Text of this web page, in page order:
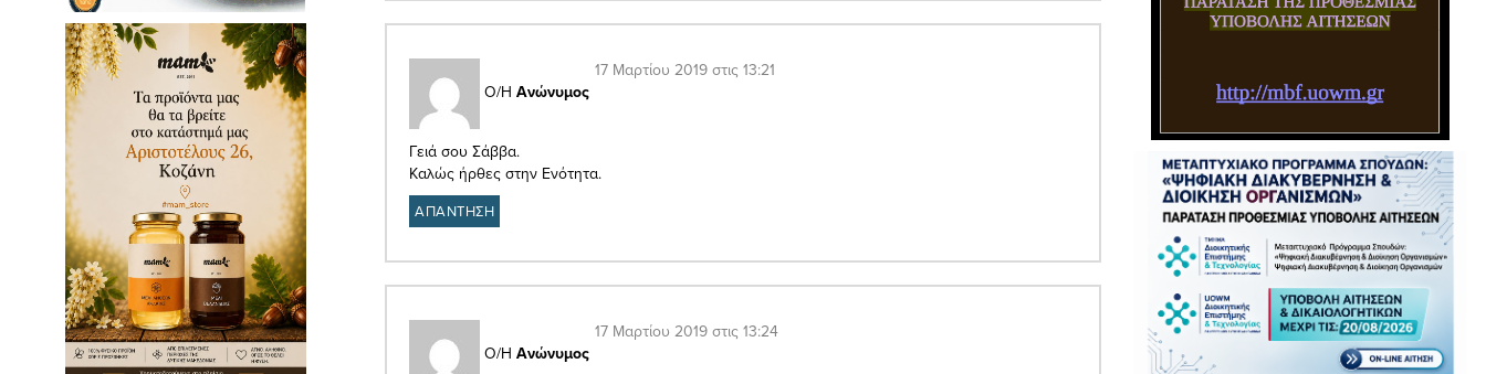
Ο/Η Ανώνυμος
17 Μαρτίου 2019 στις 13:21
Γειά σου Σάββα.
Καλώς ήρθες στην Ενότητα.
ΑΠΑΝΤΗΣΗ
Ο/Η Ανώνυμος
17 Μαρτίου 2019 στις 13:24